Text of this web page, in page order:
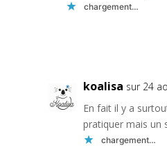
chargement…
koalisa sur 24
En fait il y a
pratiquer mais un
chargement…